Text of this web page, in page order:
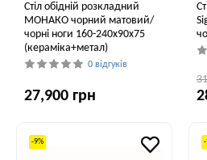
Стіл обідній розкладний
МОНАКО чорний матовий/
чорні ноги 160-240x90x75
(кераміка+метал)
0 відгуків
27,900 грн
-9%